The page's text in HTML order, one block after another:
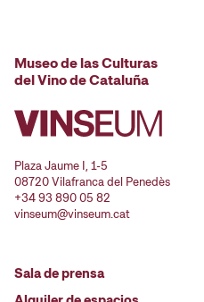
Museo de las Culturas
del Vino de Cataluña
Plaza Jaume I, 1-5
08720 Vilafranca del Penedès
+34 93 890 05 82
vinseum@vinseum.cat
Sala de prensa